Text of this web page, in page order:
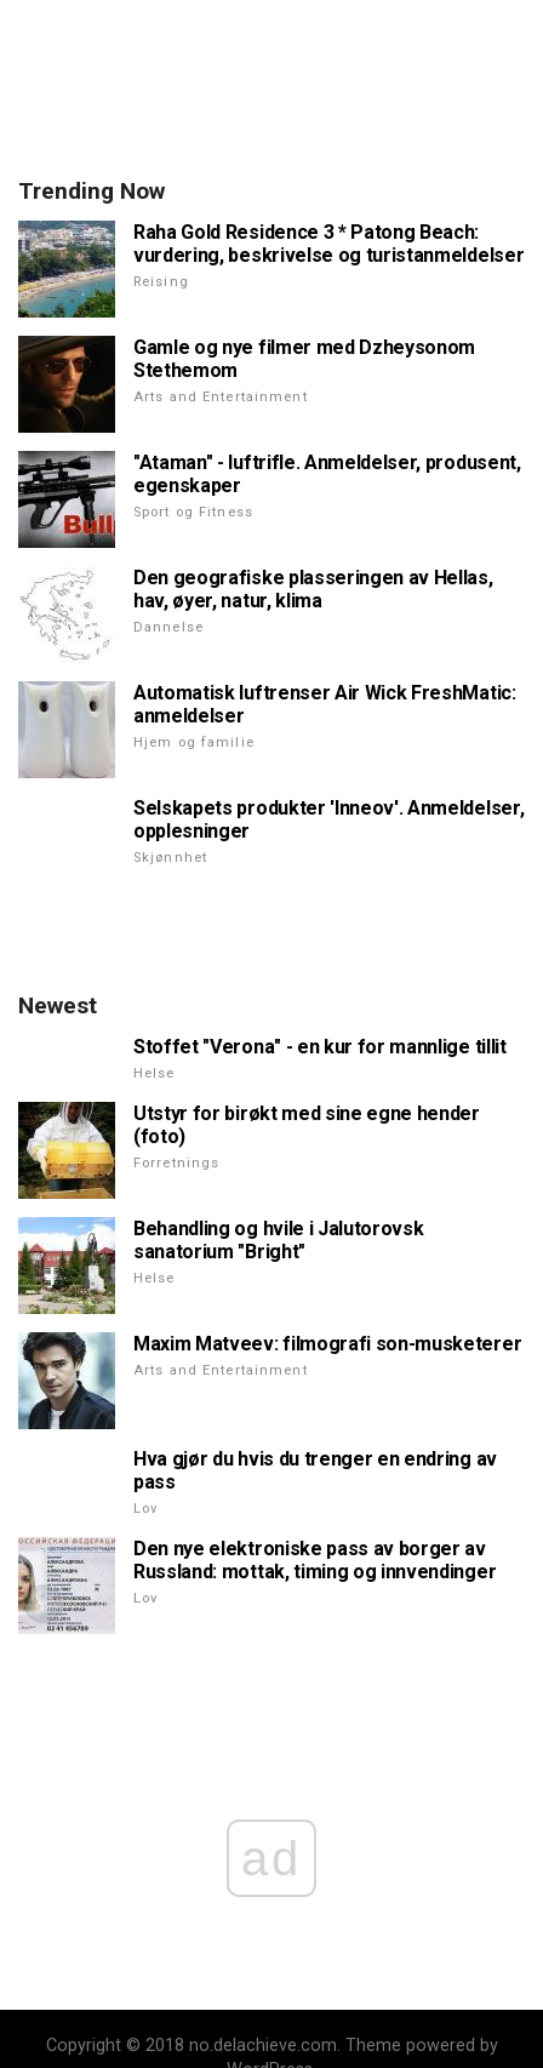
Trending Now
Raha Gold Residence 3 * Patong Beach:
vurdering, beskrivelse og turistanmeldelser
Reising
Gamle og nye filmer med Dzheysonom
Stethemom
Arts and Entertainment
"Ataman" - luftrifle. Anmeldelser, produsent,
egenskaper
Sport og Fitness
Den geografiske plasseringen av Hellas,
hav, øyer, natur, klima
Dannelse
Automatisk luftrenser Air Wick FreshMatic:
anmeldelser
Hjem og familie
Selskapets produkter 'Inneov'. Anmeldelser,
opplesninger
Skjønnhet
Newest
Stoffet "Verona" - en kur for mannlige tillit
Helse
Utstyr for birøkt med sine egne hender
(foto)
Forretnings
Behandling og hvile i Jalutorovsk
sanatorium "Bright"
Helse
Maxim Matveev: filmografi son-musketerer
Arts and Entertainment
Hva gjør du hvis du trenger en endring av
pass
Lov
Den nye elektroniske pass av borger av
Russland: mottak, timing og innvendinger
Lov
ad
Copyright © 2018 no.delachieve.com. Theme powered by